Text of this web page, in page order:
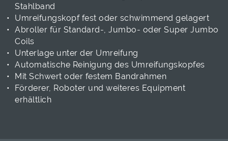
Stahlband
Umreifungskopf fest oder schwimmend gelagert
Abroller für Standard-, Jumbo- oder Super Jumbo
Coils
Unterlage unter der Umreifung
Automatische Reinigung des Umreifungskopfes
Mit Schwert oder festem Bandrahmen
Förderer, Roboter und weiteres Equipment
erhältlich